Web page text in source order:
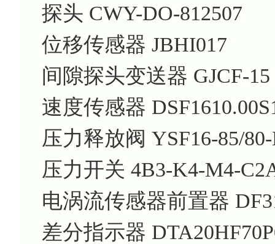
探头 CWY-DO-812507
位移传感器 JBHI017
间隙探头变送器 GJCF-15
速度传感器
压力释放阀 YSF16-85/
压力开关 4B3-K4-M4-
电涡流传感器前置器
差分指示器